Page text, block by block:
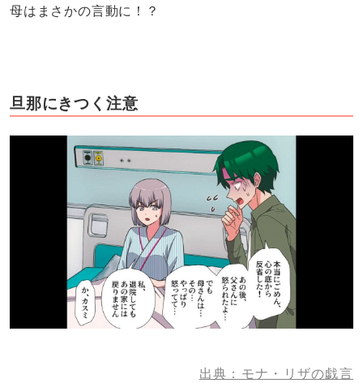
母はまさかの言動に！？
旦那にきつく注意
出典：モナ・リザの戯言